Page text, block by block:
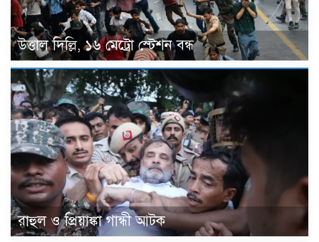
উত্তাল দিল্লি, ১৬ মেট্রো স্টেশন বন্ধ
রাহুল ও প্রিয়াঙ্কা গান্ধী আটক